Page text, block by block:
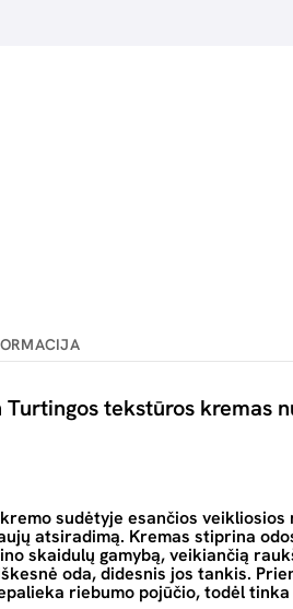
tekstūros kremas
sudėtyje esančios veikliosios
atsiradimą. Kremas stiprina
skaidulų gamybą, veikiančią
oda, didesnis jos tankis.
riebumo pojūčio, todėl